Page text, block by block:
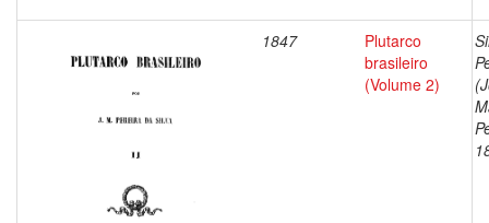
1847
Plutarco
brasileiro
(Volume 2)